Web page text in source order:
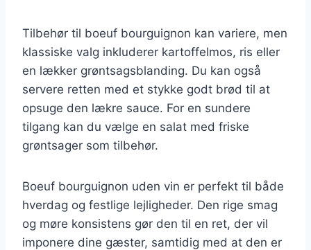
Tilbehør til boeuf bourguignon kan variere, men
klassiske valg inkluderer kartoffelmos, ris eller
en lækker grøntsagsblanding. Du kan også
servere retten med et stykke godt brød til at
opsuge den lækre sauce. For en sundere
tilgang kan du vælge en salat med friske
grøntsager som tilbehør.
Boeuf bourguignon uden vin er perfekt til både
hverdag og festlige lejligheder. Den rige smag
og møre konsistens gør den til en ret, der vil
imponere dine gæster, samtidig med at den er